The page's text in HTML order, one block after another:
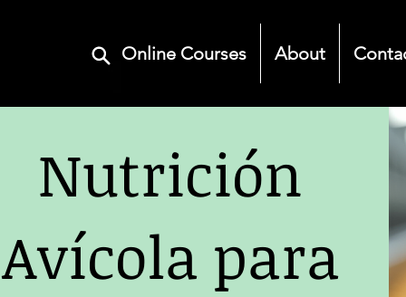
Online Courses About
Nutrición
Avícola para